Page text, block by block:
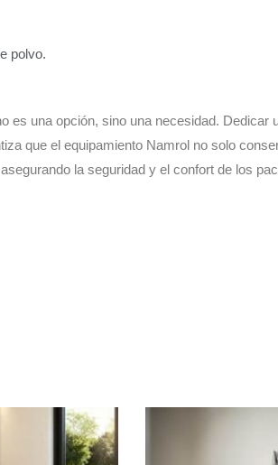
polvo.
es una opción, sino una necesidad. Dedicar
que el equipamiento Namrol no solo
la seguridad y el confort de los